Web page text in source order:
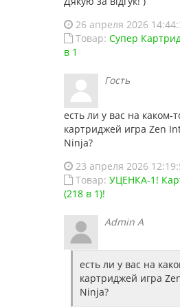
Darkwing Duck (Черный
Dead Fox
Double Dragon
Double Dragon-2
Double Dragon-3
Double Dragon-4
Dr. Mario
Dragon Ball-1
Dragon Ball-2
Dragon Ball-3
Duck Tales-2 (Утиные
Exite Bike
26 апреля 2026
Товар: Супер
в 1
Гость
есть ли у вас на каком-
картриджей игра Zen
Ninja?
23 апреля 2026
Товар: УЦЕНКА-1!
(218 в 1)!
Admin A
есть ли у вас на
картриджей игра
Ninja?